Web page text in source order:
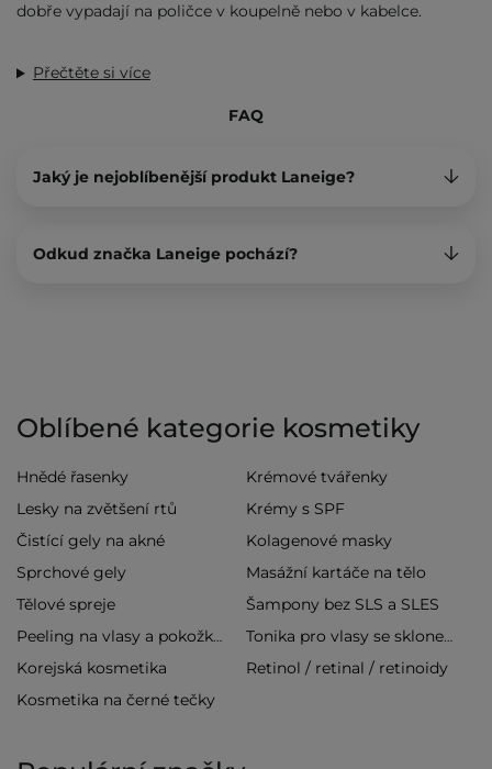
dobře vypadají na poličce v koupelně nebo v kabelce.
Přečtěte si více
FAQ
Jaký je nejoblíbenější produkt Laneige?
Odkud značka Laneige pochází?
Oblíbené kategorie kosmetiky
Hnědé řasenky
Krémové tvářenky
Lesky na zvětšení rtů
Krémy s SPF
Čistící gely na akné
Kolagenové masky
Sprchové gely
Masážní kartáče na tělo
Tělové spreje
Šampony bez SLS a SLES
Peeling na vlasy a pokožku hlavy Tonika pro vlasy se sklonem k vypadávání
Korejská kosmetika
Retinol / retinal / retinoidy
Kosmetika na černé tečky